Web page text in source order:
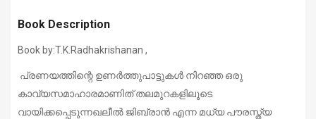
Book Description
Book by:T.K.Radhakrishanan ,
പ്രണയത്തിന്റെ ഉണർത്തുപാട്ടുകൾ നിറഞ്ഞ ഒരു
കാവ്യസമാഹാരമാണിത് തലമുറകളിലൂടെ
വായിക്കപ്പെടുന്നഖലീൽ ജിബ്രാൻ എന്ന മധ്യ പൗരസ്ത്യ